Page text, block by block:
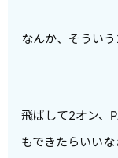
なんか、そういう
飛ばして2オン、
もできたらいい